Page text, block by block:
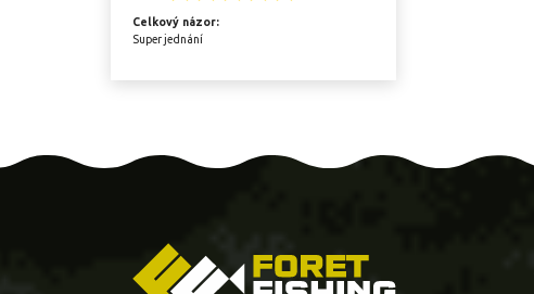
Celkový názor:
Super jednání